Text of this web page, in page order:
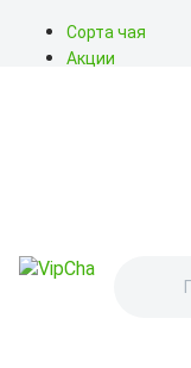
Сорта чая
Акции